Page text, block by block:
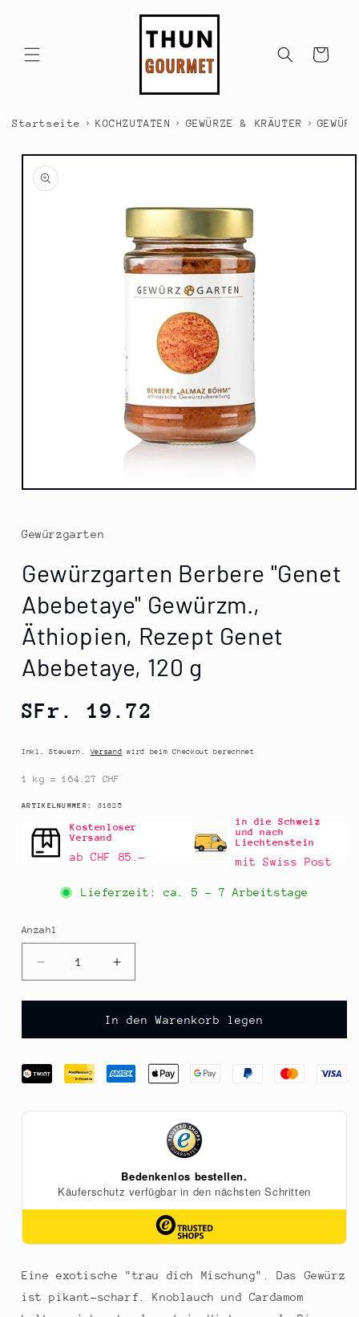
Warenkorb
Startseite › KOCHZUTATEN › GEWÜRZE & KRÄUTER ›
Medien
Modal
öffnen
Gewürzgarten
Gewürzgarten Berbere "Genet
Abebetaye" Gewürzm.,
Äthiopien, Rezept Genet
Abebetaye, 120 g
Normaler
SFr. 19.72
Inkl. Steuern.Versand wird beim Checkout berechnet
1 kg = 164.27 CHF
ARTIKELNUMMER: SKU:
31825
Kostenloser
Versand
ab CHF 85.–
in die Schweiz
und nach
Liechtenstein
mit Swiss Post
Lieferzeit: ca. 5 - 7 Arbeitstage
Anzahl
Anzahl
Verringere
die
Menge
Gewürzgarten
&quot;Genet
Abebetaye&quot;
120
Erhöhe
die
Menge
für
Gewürzgarten
&quot;Genet
Abebetaye&quot;
Äthiopien,
Abebetaye,
120
In den Warenkorb legen
Eine exotische "trau dich Mischung". Das Gewürz
ist pikant-scharf. Knoblauch und Cardamom